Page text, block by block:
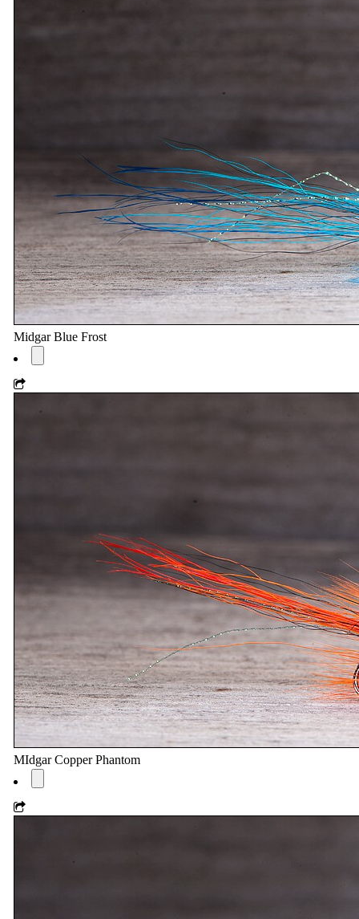
Midgar Blue Frost
MIdgar Copper Phantom